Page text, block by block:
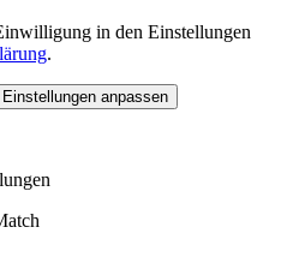
in den Einstellungen
.
Einstellungen anpassen